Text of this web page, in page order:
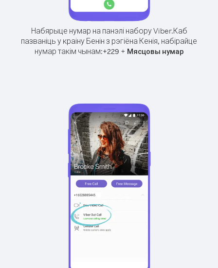
Набярыце нумар на панэлі набору Viber.Каб
пазваніць у краіну Бенін з рэгіёна Кенія, набірайце
нумар такім чынам:+229 + Мясцовы нумар